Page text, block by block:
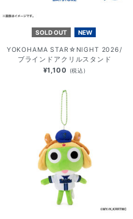
SOLD OUT NEW
YOKOHAMA STAR☆NIGHT 2026/
ブラインドアクリルスタンド
¥1,100 (税込)